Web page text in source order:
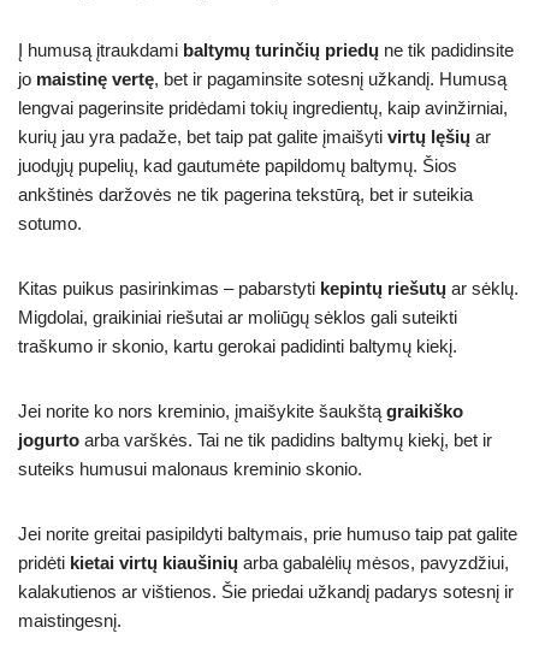
Į humusą įtraukdami baltymų turinčių priedų ne tik padidinsite
jo maistinę vertę, bet ir pagaminsite sotesnį užkandį. Humusą
lengvai pagerinsite pridėdami tokių ingredientų, kaip avinžirniai,
kurių jau yra padaže, bet taip pat galite įmaišyti virtų lęšių ar
juodųjų pupelių, kad gautumėte papildomų baltymų. Šios
ankštinės daržovės ne tik pagerina tekstūrą, bet ir suteikia
sotumo.
Kitas puikus pasirinkimas – pabarstyti kepintų riešutų ar sėklų.
Migdolai, graikiniai riešutai ar moliūgų sėklos gali suteikti
traškumo ir skonio, kartu gerokai padidinti baltymų kiekį.
Jei norite ko nors kreminio, įmaišykite šaukštą graikiško
jogurto arba varškės. Tai ne tik padidins baltymų kiekį, bet ir
suteiks humusui malonaus kreminio skonio.
Jei norite greitai pasipildyti baltymais, prie humuso taip pat galite
pridėti kietai virtų kiaušinių arba gabalėlių mėsos, pavyzdžiui,
kalakutienos ar vištienos. Šie priedai užkandį padarys sotesnį ir
maistingesnį.